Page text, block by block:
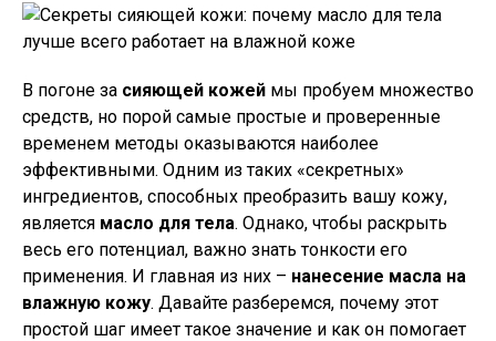
В погоне за сияющей кожей мы пробуем множество
средств, но порой самые простые и проверенные
временем методы оказываются наиболее
эффективными. Одним из таких «секретных»
ингредиентов, способных преобразить вашу кожу,
является масло для тела. Однако, чтобы раскрыть
весь его потенциал, важно знать тонкости его
применения. И главная из них – нанесение масла на
влажную кожу. Давайте разберемся, почему этот
простой шаг имеет такое значение и как он помогает